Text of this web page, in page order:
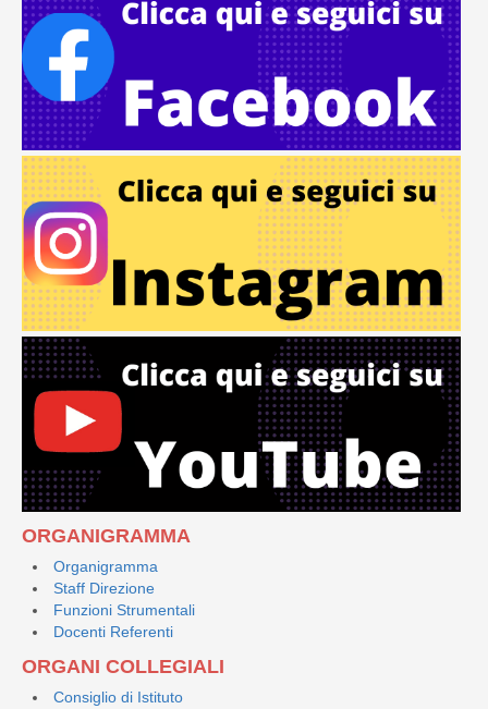
ORGANIGRAMMA
Organigramma
Staff Direzione
Funzioni Strumentali
Docenti Referenti
ORGANI COLLEGIALI
Consiglio di Istituto